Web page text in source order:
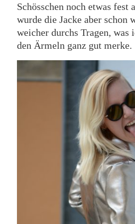
Schösschen noch etwas fest
wurde die Jacke aber schon
weicher durchs Tragen, was
den Ärmeln ganz gut merke.